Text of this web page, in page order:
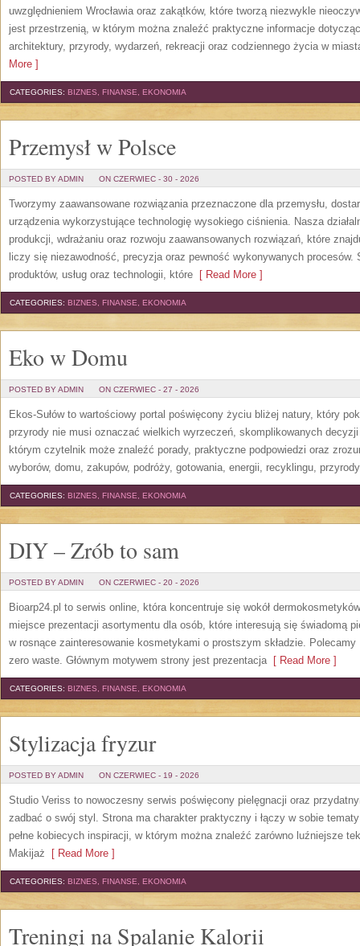
uwzględnieniem Wrocławia oraz zakątków, które tworzą niezwykle
jest przestrzenią, w którym można znaleźć praktyczne informacje
architektury, przyrody, wydarzeń, rekreacji oraz codziennego życia w
More ]
CATEGORIES: BIZNES, FINANSE, EKONOMIA
Przemysł w Polsce
POSTED BY ADMIN ON CZERWIEC - 30 - 2026
Tworzymy zaawansowane rozwiązania przeznaczone dla przemysłu,
urządzenia wykorzystujące technologię wysokiego ciśnienia. Nasza
produkcji, wdrażaniu oraz rozwoju zaawansowanych rozwiązań, które
liczy się niezawodność, precyzja oraz pewność wykonywanych procesów.
produktów, usług oraz technologii, które [ Read More ]
CATEGORIES: BIZNES, FINANSE, EKONOMIA
Eko w Domu
POSTED BY ADMIN ON CZERWIEC - 27 - 2026
Ekos-Sułów to wartościowy portal poświęcony życiu bliżej natury, który
przyrody nie musi oznaczać wielkich wyrzeczeń, skomplikowanych
którym czytelnik może znaleźć porady, praktyczne podpowiedzi oraz
wyborów, domu, zakupów, podróży, gotowania, energii, recyklingu,
CATEGORIES: BIZNES, FINANSE, EKONOMIA
DIY – Zrób to sam
POSTED BY ADMIN ON CZERWIEC - 20 - 2026
Bioarp24.pl to serwis online, która koncentruje się wokół
miejsce prezentacji asortymentu dla osób, które interesują się świadomą
w rosnące zainteresowanie kosmetykami o prostszym składzie. Polecamy
zero waste. Głównym motywem strony jest prezentacja[ Read More ]
CATEGORIES: BIZNES, FINANSE, EKONOMIA
Stylizacja fryzur
POSTED BY ADMIN ON CZERWIEC - 19 - 2026
Studio Veriss to nowoczesny serwis poświęcony pielęgnacji oraz
zadbać o swój styl. Strona ma charakter praktyczny i łączy w sobie
pełne kobiecych inspiracji, w którym można znaleźć zarówno luźniejsze
Makijaż [ Read More ]
CATEGORIES: BIZNES, FINANSE, EKONOMIA
Treningi na Spalanie Kalorii